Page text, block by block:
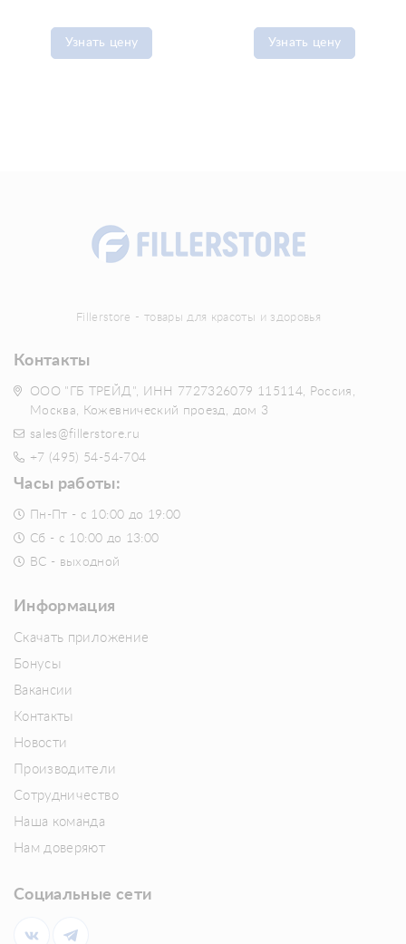
Узнать цену Узнать цену
Fillerstore - товары для красоты и здоровья
Контакты
ООО "ГБ ТРЕЙД", ИНН 7727326079 115114, Россия,
Москва, Кожевнический проезд, дом 3
sales@fillerstore.ru
+7 (495) 54-54-704
Часы работы:
Пн-Пт - с 10:00 до 19:00
Сб - с 10:00 до 13:00
ВС - выходной
Информация
Скачать приложение
Бонусы
Вакансии
Контакты
Новости
Производители
Сотрудничество
Наша команда
Нам доверяют
Социальные сети